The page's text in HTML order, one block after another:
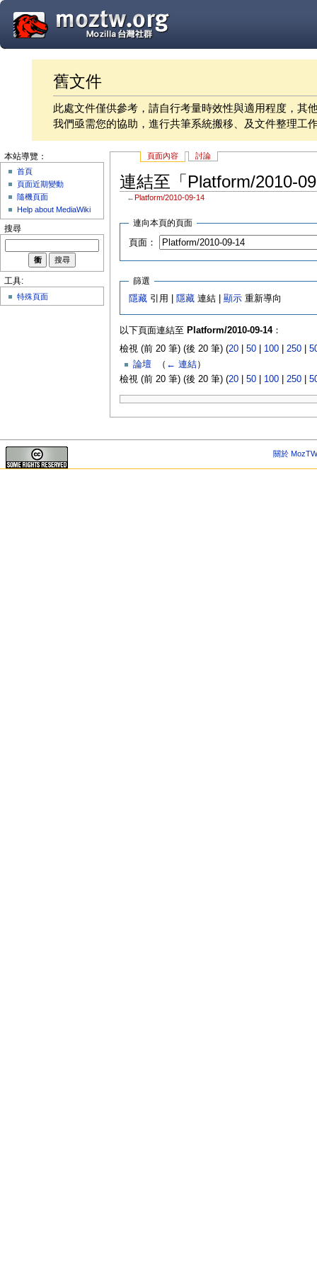
舊文件
此處文件僅供參考，請自行考量時效性與適用程度，其
我們亟需您的協助，進行共筆系統搬移、及文件整理工
頁面內容 討論
連結至「Platform/2010-
← Platform/2010-09-14
連向本頁的頁面
頁面：
篩選
隱藏 引用 | 隱藏 連結 |顯示 重新導向
以下頁面連結至 Platform/2010-09-14：
檢視 (前 20 筆) (後 20 筆) (20| 50| 100| 250|
論壇
（ ← 連結）
檢視 (前 20 筆) (後 20 筆) (20| 50| 100| 250|
本站導覽：
首頁
頁面近期變動
隨機頁面
Help about MediaWiki
搜尋
工具:
特殊頁面
關於